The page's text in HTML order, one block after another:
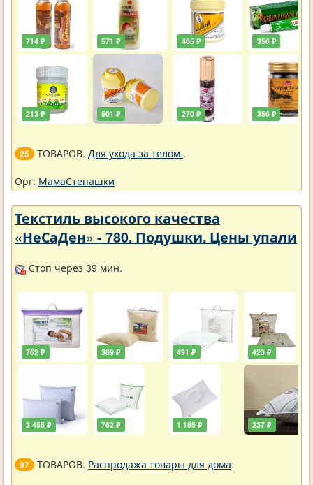
714 ₽
213 ₽
571 ₽
501 ₽
485 ₽
270 ₽
356 ₽
356 ₽
25 ТОВАРОВ. Для ухода за телом .
Орг: МамаСтепашки
Текстиль высокого качества
«НеСаДен» - 780. Подушки. Цены упали
Стоп через 39 мин.
762 ₽
2 455 ₽
389 ₽
762 ₽
491 ₽
1 185 ₽
423 ₽
237 ₽
97 ТОВАРОВ. Распродажа товары для дома.